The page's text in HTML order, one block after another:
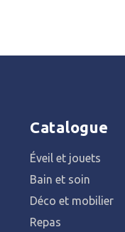
Catalogue
Éveil et jouets
Bain et soin
Déco et mobilier
Repas